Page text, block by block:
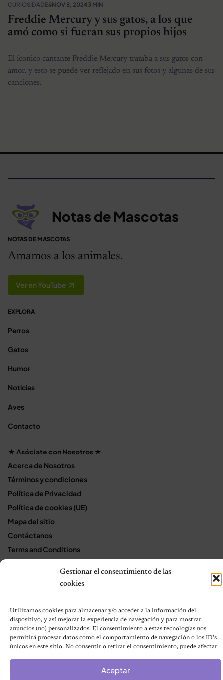
Gestionar el consentimiento de las
cookies
Utilizamos cookies para almacenar y/o acceder a la información del
dispositivo, y así mejorar la experiencia de navegación y para mostrar
anuncios (no) personalizados. El consentimiento a estas tecnologías nos
permitirá procesar datos como el comportamiento de navegación o los ID's
únicos en este sitio. No consentir o retirar el consentimiento, puede afectar
Aceptar
CURIOSIDADESNOV 8, 20243 MIN
Freddie Mercury y sus gatos, a los que
amó como si fueran sus propios hijos
El íconico cantante Freddie Mercury trataba a sus gatos con
amor, y esto se puede ver reflejado en sus fotos y algunas de sus
canciones.
Notas de Mascotas
NOTAS DE MASCOTAS
Amamos a los animales.
Ver en YouTube
EXPLORA
Perros
Gatos
Humor
Noticias
Aves
Contacto
★ Asóciate con Nosotros ★
Acerca de Nosotros
Términos y condiciones
Política de Privacidad
Política de cookies (UE)
Mapa del sitio
Contáctanos
Terms and Conditions
© 2026 Notas de Mascotas